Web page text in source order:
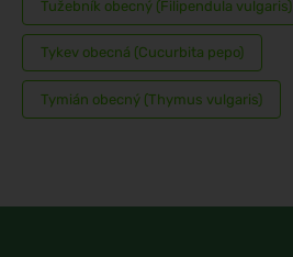
Tužebník obecný (Filipendula vulgaris)
Tykev obecná (Cucurbita pepo)
Tymián obecný (Thymus vulgaris)